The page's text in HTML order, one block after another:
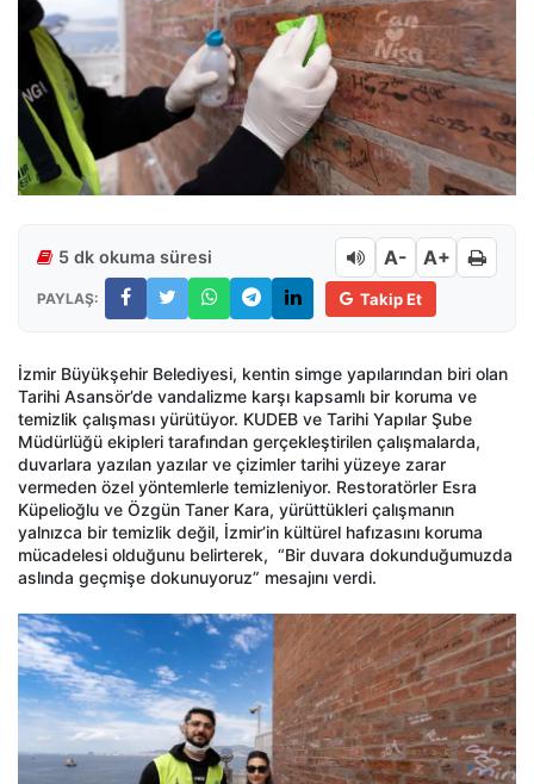
5 dk okuma süresi A- A+
PAYLAŞ: Takip Et
İzmir Büyükşehir Belediyesi, kentin simge yapılarından biri olan
Tarihi Asansör’de vandalizme karşı kapsamlı bir koruma ve
temizlik çalışması yürütüyor. KUDEB ve Tarihi Yapılar Şube
Müdürlüğü ekipleri tarafından gerçekleştirilen çalışmalarda,
duvarlara yazılan yazılar ve çizimler tarihi yüzeye zarar
vermeden özel yöntemlerle temizleniyor. Restoratörler Esra
Küpelioğlu ve Özgün Taner Kara, yürüttükleri çalışmanın
yalnızca bir temizlik değil, İzmir’in kültürel hafızasını koruma
mücadelesi olduğunu belirterek, “Bir duvara dokunduğumuzda
aslında geçmişe dokunuyoruz” mesajını verdi.